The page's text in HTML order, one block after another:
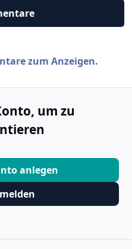
zum Anzeigen.
um zu
anlegen